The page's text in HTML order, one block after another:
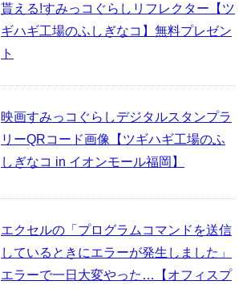
貰える!すみっコぐらしリフレクター【ツ
ギハギ工場のふしぎなコ】無料プレゼン
ト
映画すみっコぐらしデジタルスタンプラ
リーQRコード画像【ツギハギ工場のふ
しぎなコ in イオンモール福岡】
エクセルの「プログラムコマンドを送信
しているときにエラーが発生しました」
エラーで一日大変やった…【オフィスプ